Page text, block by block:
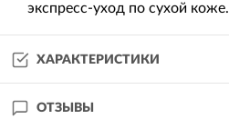
экспресс-уход по сухой коже.
ХАРАКТЕРИСТИКИ
ОТЗЫВЫ